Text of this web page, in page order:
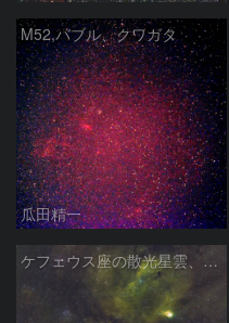
M52,バブル、クワガタ
瓜田精一
ケフェウス座の散光星雲、NGC7635etc